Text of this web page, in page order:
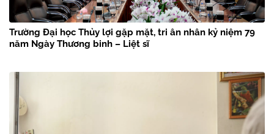
Trường Đại học Thủy lợi gặp mặt, tri ân nhân kỷ niệm 79
năm Ngày Thương binh – Liệt sĩ